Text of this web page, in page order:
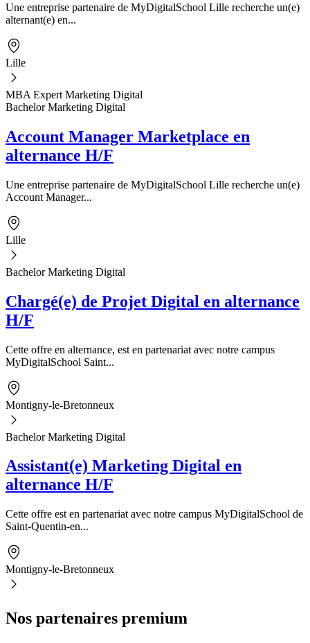
Une entreprise partenaire de MyDigitalSchool Lille recherche un(e)
alternant(e) en...
Lille
MBA Expert Marketing Digital
Bachelor Marketing Digital
Account Manager Marketplace en
alternance H/F
Une entreprise partenaire de MyDigitalSchool Lille recherche un(e)
Account Manager...
Lille
Bachelor Marketing Digital
Chargé(e) de Projet Digital en alternance
H/F
Cette offre en alternance, est en partenariat avec notre campus
MyDigitalSchool Saint...
Montigny-le-Bretonneux
Bachelor Marketing Digital
Assistant(e) Marketing Digital en
alternance H/F
Cette offre est en partenariat avec notre campus MyDigitalSchool de
Saint-Quentin-en...
Montigny-le-Bretonneux
Nos partenaires premium